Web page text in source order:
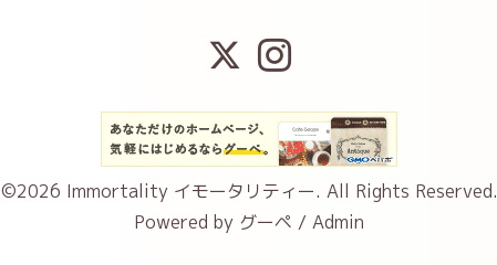
©2026 Immortality イモータリティー. All Rights Reserved.
Powered by グーペ / Admin